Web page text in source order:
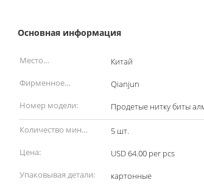
Основная информация
Место
происхождения:
Китай
Фирменное
наименование:
Qianjun
Номер модели:
Продетые нитку биты
Количество мин
заказа:
5 шт.
Цена:
USD 64.00 per pcs
Упаковывая детали:
картонные